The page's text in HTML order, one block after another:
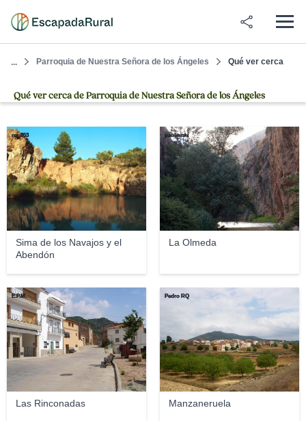
... Parroquia de Nuestra Señora de los Ángeles Qué ver cerca
Qué ver cerca de Parroquia de Nuestra Señora de los Ángeles
Sima de los Navajos y el
Abendón
rei_353
La Olmeda
pauliniski
Las Rinconadas
E.P.M.
Manzaneruela
Pedro RQ